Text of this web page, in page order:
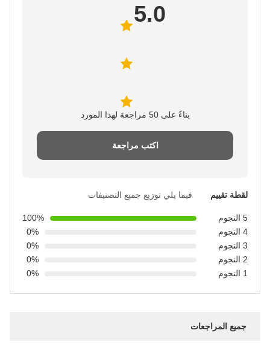
5.0
بناءً على 50 مراجعة لهذا المورد
اكتب مراجعة
لقطة تقييم فيما يلي توزيع جميع التصنيفات
5 النجوم
100%
4 النجوم
0%
0%
0%
0%
جميع المراجعات